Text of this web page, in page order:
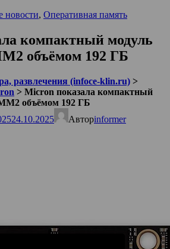
новости, Оперативная память
компактный модуль
объёмом 192 ГБ
развлечения (infoce-klin.ru) >
> Micron показала компактный
объёмом 192 ГБ
24.10.2025 Авторinformer